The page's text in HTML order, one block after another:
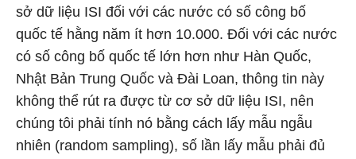
sở dữ liệu ISI đối với các nước có số công bố
quốc tế hằng năm ít hơn 10.000. Đối với các nước
có số công bố quốc tế lớn hơn như Hàn Quốc,
Nhật Bản Trung Quốc và Đài Loan, thông tin này
không thể rút ra được từ cơ sở dữ liệu ISI, nên
chúng tôi phải tính nó bằng cách lấy mẫu ngẫu
nhiên (random sampling), số lần lấy mẫu phải đủ